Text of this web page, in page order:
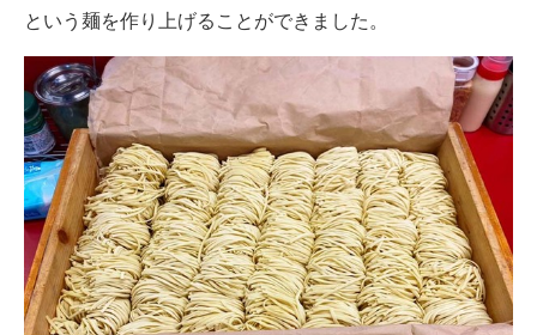
という麺を作り上げることができました。